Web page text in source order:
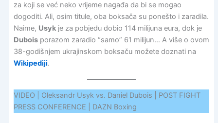
za koji se već neko vrijeme nagađa da bi se mogao
dogoditi. Ali, osim titule, oba boksača su ponešto i zaradila.
Naime, Usykje za pobjedu dobio 114 milijuna eura, dok je
Duboisporazom zaradio “samo” 61 milijun… A više o ovom
38-godišnjem ukrajinskom boksaču možete doznati na
Wikipediji.
VIDEO | Oleksandr Usyk vs. Daniel Dubois | POST FIGHT
PRESS CONFERENCE | DAZN Boxing